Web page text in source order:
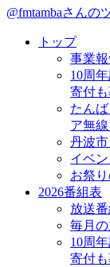
@fmtambaさんの
トップ
事業
10周
寄付
たん
ア無線
丹波
イベ
お祭
2026番組表
放送
毎月
10周
寄付